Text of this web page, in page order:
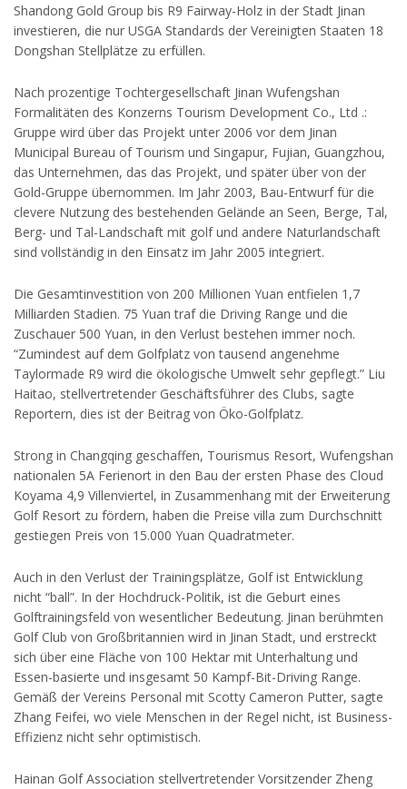
Shandong Gold Group bis R9 Fairway-Holz in der Stadt Jinan
investieren, die nur USGA Standards der Vereinigten Staaten 18
Dongshan Stellplätze zu erfüllen.
Nach prozentige Tochtergesellschaft Jinan Wufengshan
Formalitäten des Konzerns Tourism Development Co., Ltd .:
Gruppe wird über das Projekt unter 2006 vor dem Jinan
Municipal Bureau of Tourism und Singapur, Fujian, Guangzhou,
das Unternehmen, das das Projekt, und später über von der
Gold-Gruppe übernommen. Im Jahr 2003, Bau-Entwurf für die
clevere Nutzung des bestehenden Gelände an Seen, Berge, Tal,
Berg- und Tal-Landschaft mit golf und andere Naturlandschaft
sind vollständig in den Einsatz im Jahr 2005 integriert.
Die Gesamtinvestition von 200 Millionen Yuan entfielen 1,7
Milliarden Stadien. 75 Yuan traf die Driving Range und die
Zuschauer 500 Yuan, in den Verlust bestehen immer noch.
“Zumindest auf dem Golfplatz von tausend angenehme
Taylormade R9 wird die ökologische Umwelt sehr gepflegt.” Liu
Haitao, stellvertretender Geschäftsführer des Clubs, sagte
Reportern, dies ist der Beitrag von Öko-Golfplatz.
Strong in Changqing geschaffen, Tourismus Resort, Wufengshan
nationalen 5A Ferienort in den Bau der ersten Phase des Cloud
Koyama 4,9 Villenviertel, in Zusammenhang mit der Erweiterung
Golf Resort zu fördern, haben die Preise villa zum Durchschnitt
gestiegen Preis von 15.000 Yuan Quadratmeter.
Auch in den Verlust der Trainingsplätze, Golf ist Entwicklung
nicht “ball”. In der Hochdruck-Politik, ist die Geburt eines
Golftrainingsfeld von wesentlicher Bedeutung. Jinan berühmten
Golf Club von Großbritannien wird in Jinan Stadt, und erstreckt
sich über eine Fläche von 100 Hektar mit Unterhaltung und
Essen-basierte und insgesamt 50 Kampf-Bit-Driving Range.
Gemäß der Vereins Personal mit Scotty Cameron Putter, sagte
Zhang Feifei, wo viele Menschen in der Regel nicht, ist Business-
Effizienz nicht sehr optimistisch.
Hainan Golf Association stellvertretender Vorsitzender Zheng